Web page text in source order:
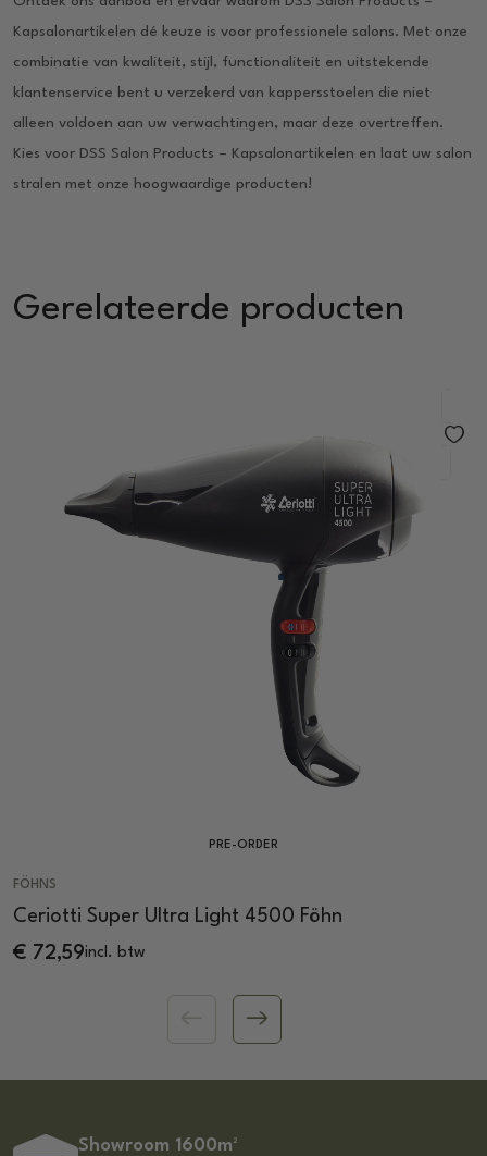
Kapsalonartikelen dé keuze is voor professionele salons. Met onze
combinatie van kwaliteit, stijl, functionaliteit en uitstekende
klantenservice bent u verzekerd van kappersstoelen die niet
alleen voldoen aan uw verwachtingen, maar deze overtreffen.
Kies voor DSS Salon Products – Kapsalonartikelen en laat uw salon
stralen met onze hoogwaardige producten!
Gerelateerde producten
PRE-ORDER
FÖHNS
Ceriotti Super Ultra Light 4500 Föhn
€ 72,59incl. btw
Showroom 1600m²